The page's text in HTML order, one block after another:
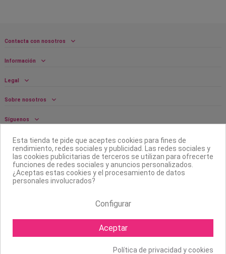
Contacta con nosotros
Información
Legal
Sobre nosotros
Síguenos
Boletín
Esta tienda te pide que aceptes cookies para fines de
rendimiento, redes sociales y publicidad. Las redes sociales y
las cookies publicitarias de terceros se utilizan para ofrecerte
funciones de redes sociales y anuncios personalizados.
¿Aceptas estas cookies y el procesamiento de datos
personales involucrados?
Configurar
Aceptar
Política de privacidad y cookies